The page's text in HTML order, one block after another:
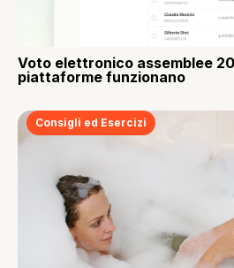
Voto elettronico assemblee
piattaforme funzionano
Consigli ed Esercizi